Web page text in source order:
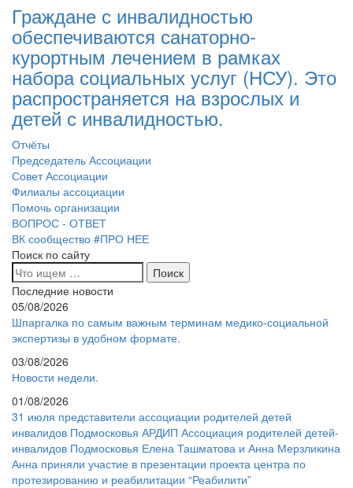
Граждане с инвалидностью
обеспечиваются санаторно-
курортным лечением в рамках
набора социальных услуг (НСУ). Это
распространяется на взрослых и
детей с инвалидностью.
Отчёты
Председатель Ассоциации
Совет Ассоциации
Филиалы ассоциации
Помочь организации
ВОПРОС - ОТВЕТ
ВК сообщество #ПРО НЕЕ
Поиск по сайту
Последние новости
05/08/2026
Шпаргалка по самым важным терминам медико-социальной
экспертизы в удобном формате.
03/08/2026
Новости недели.
01/08/2026
31 июля представители ассоциации родителей детей
инвалидов Подмосковья АРДИП Ассоциация родителей детей-
инвалидов Подмосковья Елена Ташматова и Анна Мерзликина
Анна приняли участие в презентации проекта центра по
протезированию и реабилитации “Реабилити”